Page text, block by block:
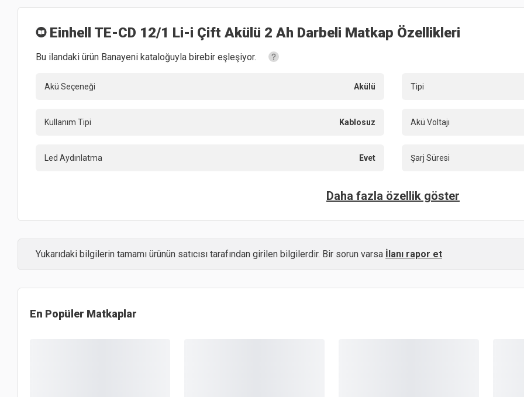
Einhell TE-CD 12/1 Li-i Çift Akülü 2 Ah Darbeli Matkap Özellikleri
Bu ilandaki ürün Banayeni kataloğuyla birebir eşleşiyor.
Akü Seçeneği Akülü Tipi
Kullanım Tipi Kablosuz Akü Voltajı
Led Aydınlatma Evet Şarj Süresi
Daha fazla özellik göster
Yukarıdaki bilgilerin tamamı ürünün satıcısı tarafından girilen bilgilerdir. Bir sorun varsa İlanı rapor et
En Popüler Matkaplar